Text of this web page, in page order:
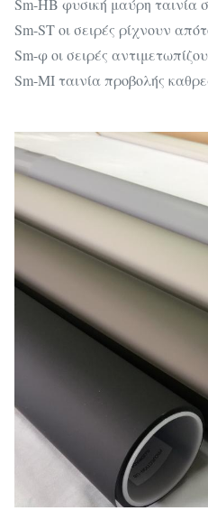
Sm-ST οι σειρές ρίχνουν
Sm-φ οι σειρές
Sm-MI ταινία προβολής